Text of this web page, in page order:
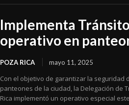
Implementa
operativo en
POZA RICA mayo 11, 2025
Con el objetivo de garantizar la
panteones de la ciudad, la Delegación de
Rica implementó un operativo especial